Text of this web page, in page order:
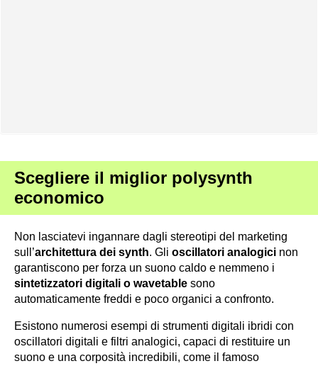
Scegliere il miglior polysynth
economico
Non lasciatevi ingannare dagli stereotipi del marketing
sull’architettura dei synth. Gli oscillatori analogici non
garantiscono per forza un suono caldo e nemmeno i
sintetizzatori digitali o wavetable sono
automaticamente freddi e poco organici a confronto.
Esistono numerosi esempi di strumenti digitali ibridi con
oscillatori digitali e filtri analogici, capaci di restituire un
suono e una corposità incredibili, come il famoso